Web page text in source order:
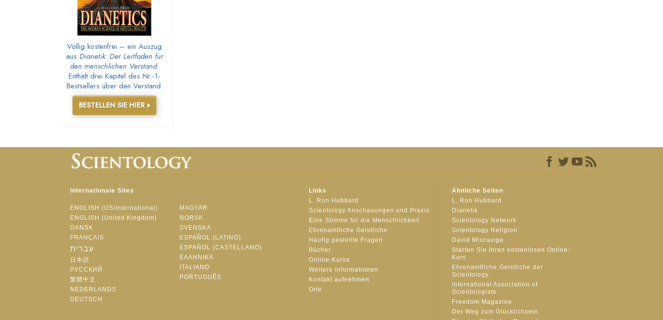
Völlig kostenfrei – ein Auszug
aus Dianetik: Der Leitfaden für
den menschlichen Verstand.
Enthält drei Kapitel des Nr.-1-
Bestsellers über den Verstand.
BESTELLEN SIE HIER »
Internationale Sites
ENGLISH (US/International)
ENGLISH (United Kingdom)
DANSK
FRANÇAIS
עברית
日本語
РУССКИЙ
繁體中文
NEDERLANDS
DEUTSCH
MAGYAR
NORSK
SVENSKA
ESPAÑOL (LATINO)
ESPAÑOL (CASTELLANO)
ΕΛΛΗΝΙΚA
ITALIANO
PORTUGUÊS
Links
L. Ron Hubbard
Scientology Anschauungen und Praxis
Eine Stimme für die Menschlichkeit
Ehrenamtliche Geistliche
Häufig gestellte Fragen
Bücher
Online-Kurse
Weitere Informationen
Kontakt aufnehmen
Orte
Ähnliche Seiten
L. Ron Hubbard
Dianetik
Scientology Network
Scientology Religion
David Miscavige
Starten Sie Ihren kostenlosen Online-
Kurs
Ehrenamtliche Geistliche der
Scientology
International Association of
Scientologists
Freedom Magazine
Der Weg zum Glücklichsein